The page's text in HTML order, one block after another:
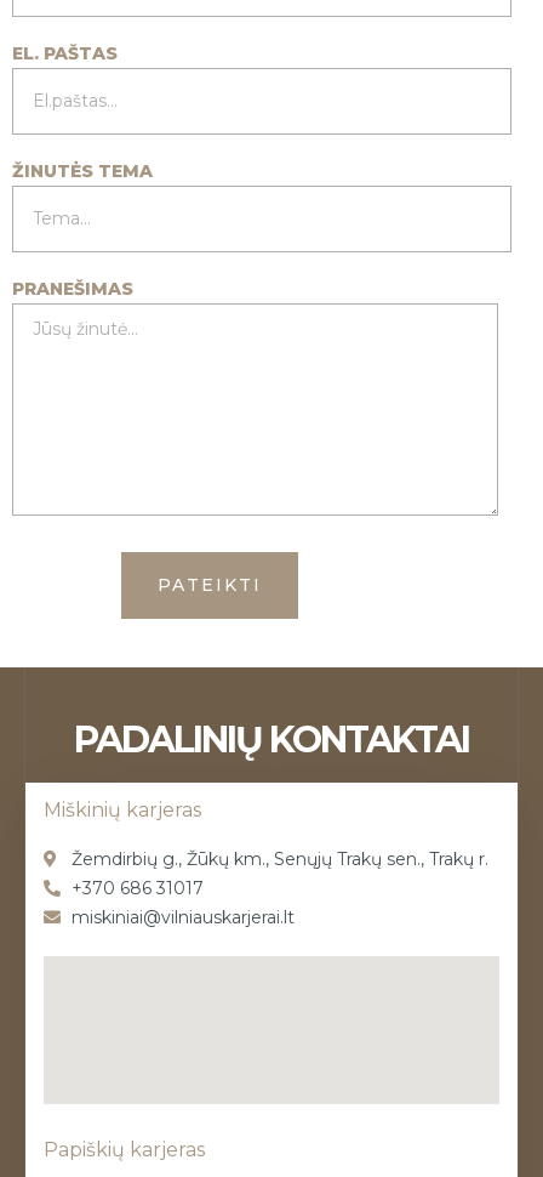
EL. PAŠTAS
ŽINUTĖS TEMA
PRANEŠIMAS
PADALINIŲ KONTAKTAI
Miškinių karjeras
Žemdirbių g., Žūkų km., Senųjų Trakų sen., Trakų r.
+370 686 31017
miskiniai@vilniauskarjerai.lt
Papiškių karjeras